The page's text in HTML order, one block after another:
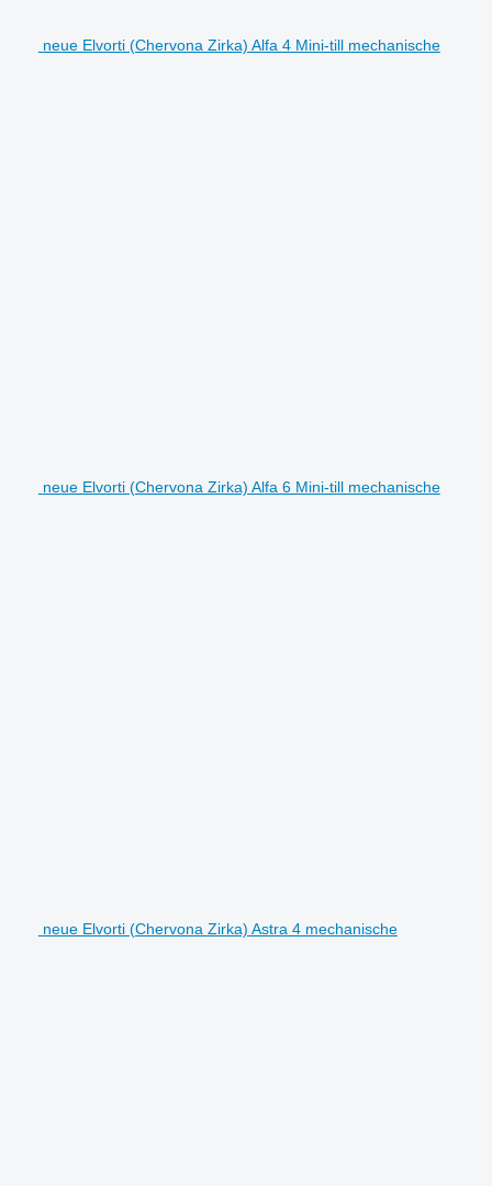
neue Elvorti (Chervona Zirka) Alfa 4 Mini-till mechanische
neue Elvorti (Chervona Zirka) Alfa 6 Mini-till mechanische
neue Elvorti (Chervona Zirka) Astra 4 mechanische